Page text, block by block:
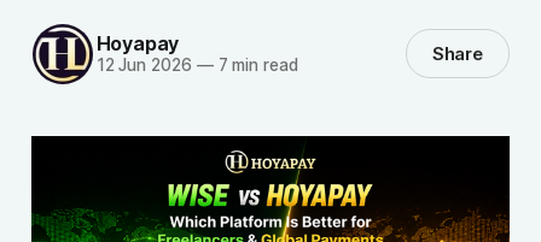
Hoyapay
12 Jun 2026 —7 min read Share